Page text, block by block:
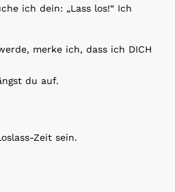
ich dein: „Lass los!“ Ich
merke ich, dass ich DICH
du auf.
Zeit sein.